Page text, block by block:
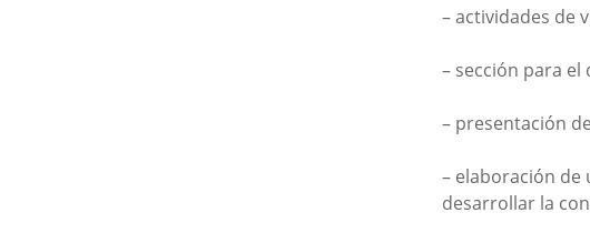
– actividades de
– sección para
– presentación
– elaboración de
desarrollar la